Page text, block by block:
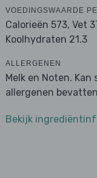
VOEDINGSWAARDE
Calorieën 573, Vet
Koolhydraten 21.3
ALLERGENEN
Melk en Noten.
allergenen
Bekijk